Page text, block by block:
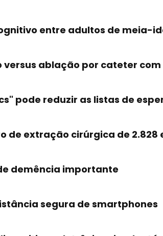
entre adultos de meia-
versus ablação por cateter
pode reduzir as listas de
de extração cirúrgica de
demência importante
segura de smartphones